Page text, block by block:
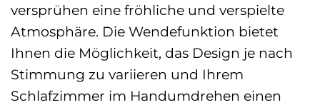
versprühen eine fröhliche und verspielte
Atmosphäre. Die Wendefunktion bietet
Ihnen die Möglichkeit, das Design je nach
Stimmung zu variieren und Ihrem
Schlafzimmer im Handumdrehen einen